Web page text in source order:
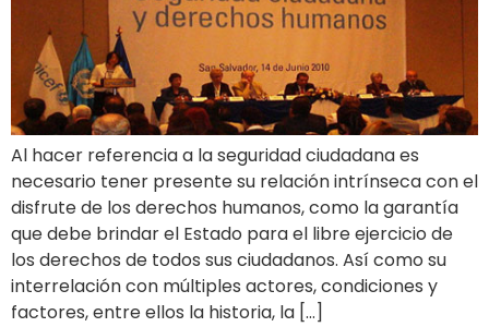
Al hacer referencia a la seguridad ciudadana es
necesario tener presente su relación intrínseca con el
disfrute de los derechos humanos, como la garantía
que debe brindar el Estado para el libre ejercicio de
los derechos de todos sus ciudadanos. Así como su
interrelación con múltiples actores, condiciones y
factores, entre ellos la historia, la […]